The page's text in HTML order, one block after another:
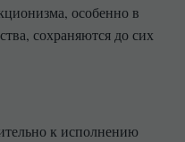
особенно в
сохраняются до сих
к исполнению